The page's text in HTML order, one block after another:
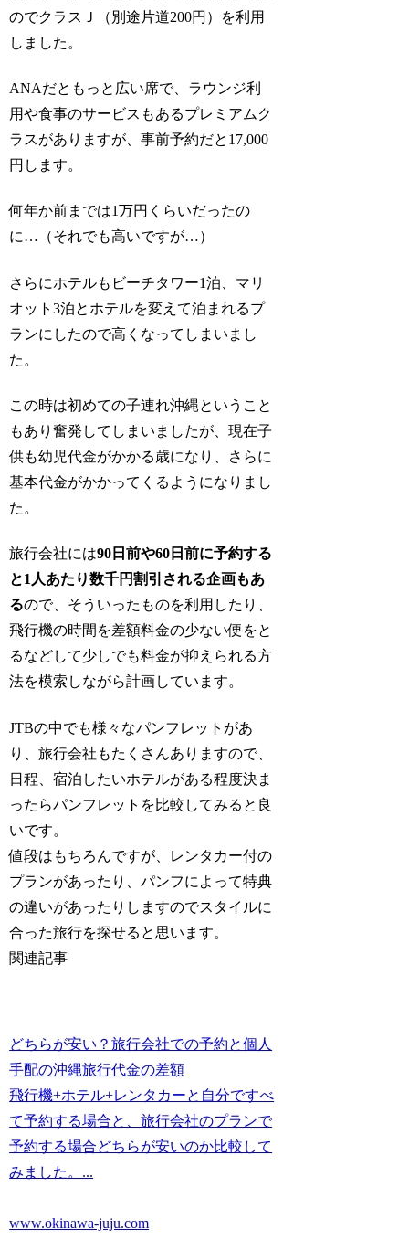
のでクラスＪ（別途片道200円）を利用
しました。
ANAだともっと広い席で、ラウンジ利
用や食事のサービスもあるプレミアムク
ラスがありますが、事前予約だと17,000
円します。
何年か前までは1万円くらいだったの
に…（それでも高いですが…）
さらにホテルもビーチタワー1泊、マリ
オット3泊とホテルを変えて泊まれるプ
ランにしたので高くなってしまいまし
た。
この時は初めての子連れ沖縄ということ
もあり奮発してしまいましたが、現在子
供も幼児代金がかかる歳になり、さらに
基本代金がかかってくるようになりまし
た。
旅行会社には90日前や60日前に予約する
と1人あたり数千円割引される企画もあ
るので、そういったものを利用したり、
飛行機の時間を差額料金の少ない便をと
るなどして少しでも料金が抑えられる方
法を模索しながら計画しています。
JTBの中でも様々なパンフレットがあ
り、旅行会社もたくさんありますので、
日程、宿泊したいホテルがある程度決ま
ったらパンフレットを比較してみると良
いです。
値段はもちろんですが、レンタカー付の
プランがあったり、パンフによって特典
の違いがあったりしますのでスタイルに
合った旅行を探せると思います。
関連記事
どちらが安い？旅行会社での予約と個人
手配の沖縄旅行代金の差額
飛行機+ホテル+レンタカーと自分ですべ
て予約する場合と、旅行会社のプランで
予約する場合どちらが安いのか比較して
みました。...
www.okinawa-juju.com